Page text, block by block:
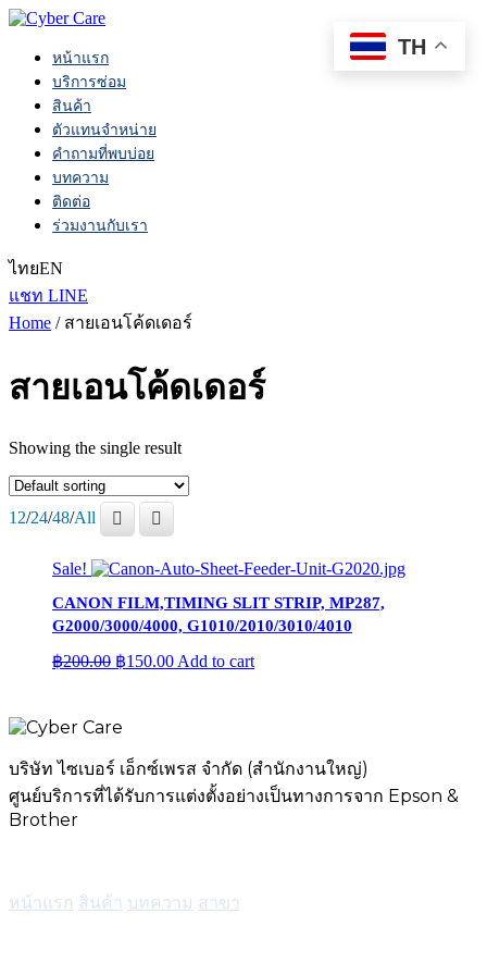
หน้าแรก
บริการซ่อม
สินค้า
ตัวแทนจำหน่าย
คำถามที่พบบ่อย
บทความ
ติดต่อ
ร่วมงานกับเรา
ไทยEN
แชท LINE
Home / สายเอนโค้ดเดอร์
สายเอนโค้ดเดอร์
Showing the single result
12/24/48/All
Sale!
CANON FILM,TIMING SLIT STRIP, MP287,
G2000/3000/4000, G1010/2010/3010/4010
฿200.00 Original
฿150.00Current
Add to cart
บริษัท ไซเบอร์ เอ็กซ์เพรส จำกัด (สำนักงานใหญ่)
ศูนย์บริการที่ได้รับการแต่งตั้งอย่างเป็นทางการจาก Epson &
Brother
หน้าแรก สินค้า บทความ สาขา
TH